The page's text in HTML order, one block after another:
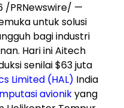
/PRNewswire/ —
untuk solusi
bagi industri
Hari ini Aitech
senilai $63 juta
Limited (HAL) India
avionikyang